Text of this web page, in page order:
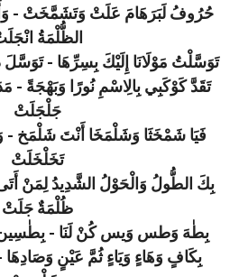
حُرُوفُ لَبَرَهَامَ عَلَتْ وَتَشَمَّخَتْ -
الظُّلْمَةُ
تَوَسَّلْتُ مَوْلَانَا إِلَيْكَ بِسِرِّهَا - تَوَسَّلَ
تَقَدَّ كَوْكَبِي بِالِاسْمِ نُورًا وَبَهْجَةً -
جَلْجَلَتْ
فَيَا شَمْخَثَا وَشَلْمَخَا أَنْتَ شَلْمَخ -
تَخَلْخَلَتْ
بِكَ الطُّولُ وَالْحَوْلُ الشَّدِيدُ لِمَنْ
ظُلْمَةٌ جَلَتْ
بِطٰهَ وَطس وَيس كُنْ لَنَا - بِطٰسِين
بِكَافٍ وَهَاءٍ وَيَاءٍ ثُمَّ عَيْنٍ